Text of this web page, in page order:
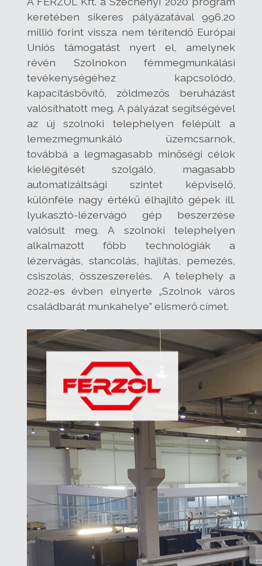
keretében sikeres pályázatával 996,20
millió forint vissza nem térítendő Európai
Uniós támogatást nyert el, amelynek
révén Szolnokon fémmegmunkálási
tevékenységéhez kapcsolódó,
kapacitásbővítő, zöldmezős beruházást
valósíthatott meg. A pályázat segítségével
az új szolnoki telephelyen felépült a
lemezmegmunkáló üzemcsarnok,
továbbá a legmagasabb minőségi célok
kielégítését szolgáló, magasabb
automatizáltsági szintet képviselő,
különféle nagy értékű élhajlító gépek ill.
lyukasztó-lézervágó gép beszerzése
valósult meg. A szolnoki telephelyen
alkalmazott főbb technológiák a
lézervágás, stancolás, hajlítás, pemezés,
csiszolás, összeszerelés. A telephely a
2022-es évben elnyerte „Szolnok város
családbarát munkahelye” elismerő címet.